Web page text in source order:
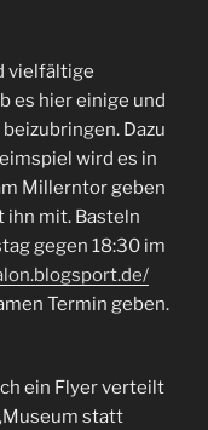
vielfältige
es hier einige und
Dazu
wird es in
Millerntor geben
ihn mit. Basteln
gegen 18:30 im
Termin geben.
ein Flyer verteilt
statt